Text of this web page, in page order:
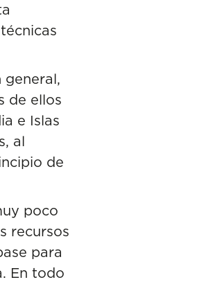
general,
de ellos
e Islas
al
de
poco
recursos
para
En todo